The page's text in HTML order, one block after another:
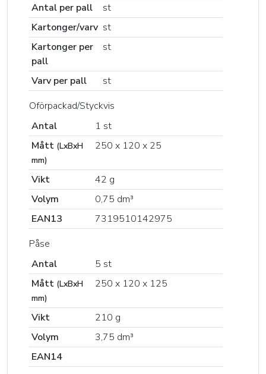
Antal per pall
st
Kartonger/varv st
Kartonger per
pall
st
Varv per pall
st
Oförpackad/Styckvis
Antal
1 st
Mått (LxBxH
mm)
250 x 120 x 25
Vikt
42 g
Volym
0,75 dm³
EAN13
7319510142975
Påse
Antal
5 st
Mått (LxBxH
mm)
250 x 120 x 125
Vikt
210 g
Volym
3,75 dm³
EAN14